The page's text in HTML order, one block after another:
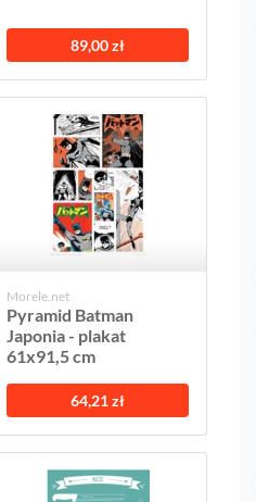
89,00 zł
Morele.net
Pyramid Batman
Japonia - plakat
61x91,5 cm
64,21 zł